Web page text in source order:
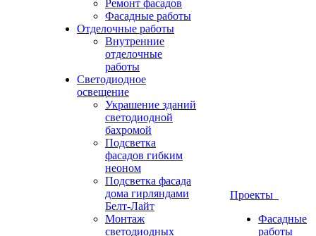
Ремонт фасадов
Фасадные работы
Отделочные работы
Внутренние
отделочные
работы
Светодиодное
освещение
Украшение зданий
светодиодной
бахромой
Подсветка
фасадов гибким
неоном
Подсветка фасада
дома гирляндами
Белт-Лайт
Монтаж
светодиодных
Проекты
Фасадные
работы